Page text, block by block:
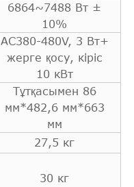
6864~7488 Вт ±
10%
AC380-480V, 3 Вт+
жерге қосу, кіріс
10 кВт
Тұтқасымен 86
мм*482,6 мм*663
мм
27,5 кг
30 кг